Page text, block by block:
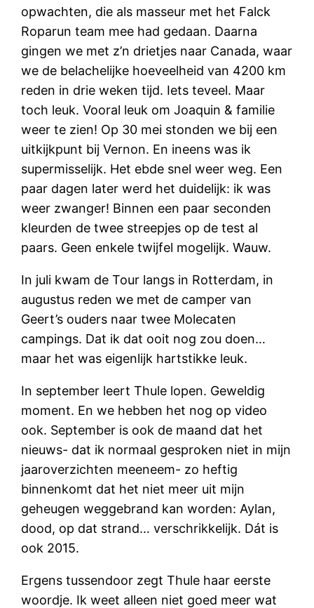
opwachten, die als masseur met het Falck
Roparun team mee had gedaan. Daarna
gingen we met z’n drietjes naar Canada, waar
we de belachelijke hoeveelheid van 4200 km
reden in drie weken tijd. Iets teveel. Maar
toch leuk. Vooral leuk om Joaquin & familie
weer te zien! Op 30 mei stonden we bij een
uitkijkpunt bij Vernon. En ineens was ik
supermisselijk. Het ebde snel weer weg. Een
paar dagen later werd het duidelijk: ik was
weer zwanger! Binnen een paar seconden
kleurden de twee streepjes op de test al
paars. Geen enkele twijfel mogelijk. Wauw.
In juli kwam de Tour langs in Rotterdam, in
augustus reden we met de camper van
Geert’s ouders naar twee Molecaten
campings. Dat ik dat ooit nog zou doen…
maar het was eigenlijk hartstikke leuk.
In september leert Thule lopen. Geweldig
moment. En we hebben het nog op video
ook. September is ook de maand dat het
nieuws- dat ik normaal gesproken niet in mijn
jaaroverzichten meeneem- zo heftig
binnenkomt dat het niet meer uit mijn
geheugen weggebrand kan worden: Aylan,
dood, op dat strand… verschrikkelijk. Dát is
ook 2015.
Ergens tussendoor zegt Thule haar eerste
woordje. Ik weet alleen niet goed meer wat